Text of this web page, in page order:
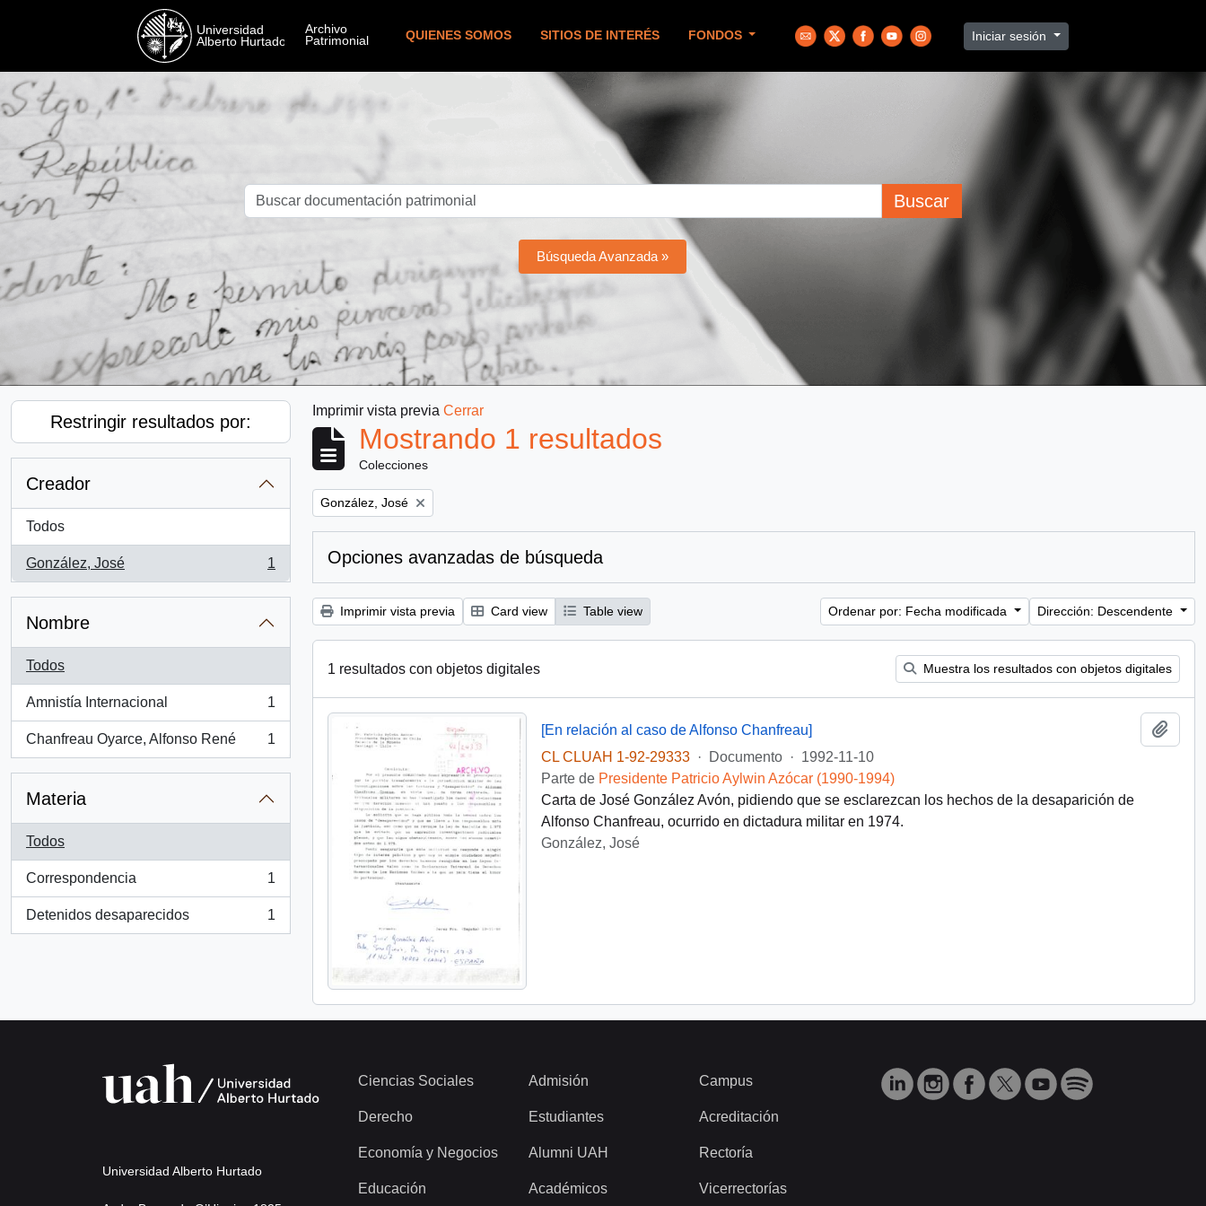
QUIENES SOMOS SITIOS DE INTERÉS FONDOS Iniciar sesión
Buscar
Búsqueda Avanzada »
Restringir resultados por:
Creador
Todos
González, José
, 1 resultados
1
Nombre
Todos
Amnistía Internacional
, 1 resultados
1
Chanfreau Oyarce, Alfonso René
, 1 resultados
1
Materia
Todos
Correspondencia
, 1 resultados
1
Detenidos desaparecidos
, 1 resultados
1
Imprimir vista previa Cerrar
Mostrando 1 resultados
Colecciones
Remove filter:
González, José
Opciones avanzadas de búsqueda
Imprimir vista previa Card view Table view Ordenar por: Fecha modificada Dirección: Descendente
1 resultados con objetos digitales Muestra los resultados con objetos digitales
[En relación al caso de Alfonso Chanfreau]
CL CLUAH 1-92-29333
· Documento · 1992-11-10
Parte de Presidente Patricio Aylwin Azócar (1990-1994)
Carta de José González Avón, pidiendo que se esclarezcan los hechos de la desaparición de
Alfonso Chanfreau, ocurrido en dictadura militar en 1974.
González, José
Universidad Alberto Hurtado
Ciencias Sociales
Derecho
Economía y Negocios
Educación
Admisión
Estudiantes
Alumni UAH
Académicos
Campus
Acreditación
Rectoría
Vicerrectorías